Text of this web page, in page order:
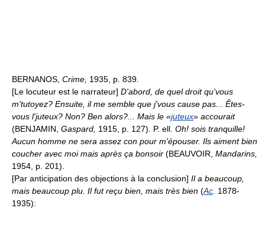
BERNANOS, Crime, 1935, p. 839.
[Le locuteur est le narrateur] D'abord, de quel droit qu'vous
m'tutoyez? Ensuite, il me semble que j'vous cause pas... Êtes-
vous l'juteux? Non? Ben alors?... Mais le «juteux» accourait
(BENJAMIN, Gaspard, 1915, p. 127). P. ell. Oh! sois tranquille!
Aucun homme ne sera assez con pour m'épouser. Ils aiment bien
coucher avec moi mais après ça bonsoir (BEAUVOIR, Mandarins,
1954, p. 201).
[Par anticipation des objections à la conclusion] Il a beaucoup,
mais beaucoup plu. Il fut reçu bien, mais très bien (Ac . 1878-
1935):